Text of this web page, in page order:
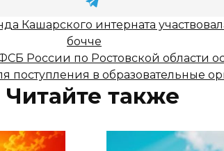
Кашарского интерната
бочче
России по Ростовской области
поступления в образовательные
Читайте также